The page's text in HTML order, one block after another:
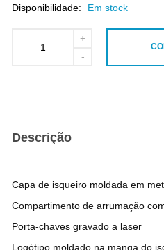
Disponibilidade:
Em stock
Descrição
Capa de isqueiro moldada em
Compartimento de arrumação
Porta-chaves gravado a laser
Logótipo moldado na manga do